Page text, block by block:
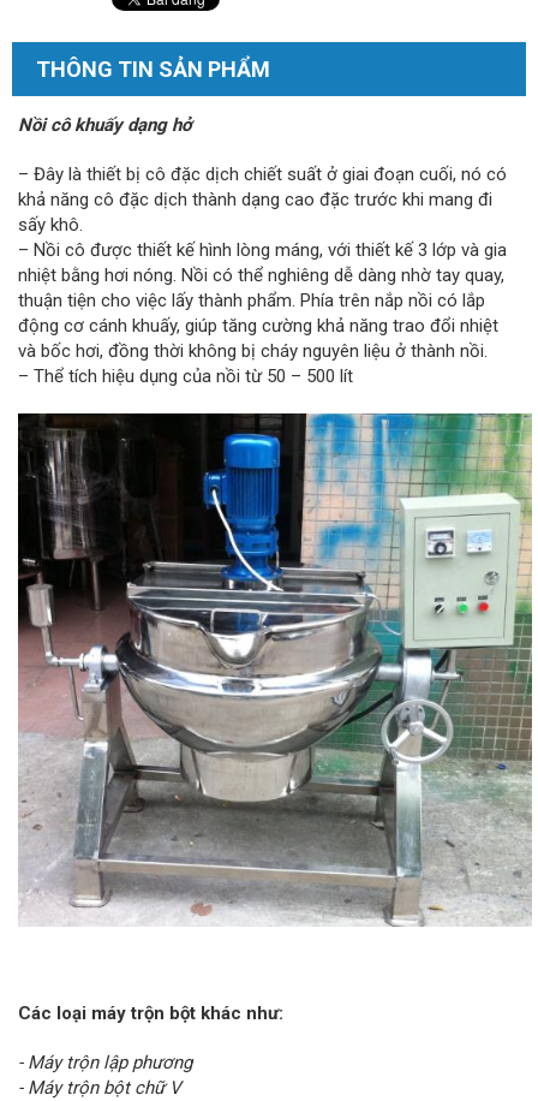
THÔNG TIN SẢN PHẨM
Nồi cô khuấy dạng hở
– Đây là thiết bị cô đặc dịch chiết suất ở giai đoạn cuối, nó có
khả năng cô đặc dịch thành dạng cao đặc trước khi mang đi
sấy khô.
– Nồi cô được thiết kế hình lòng máng, với thiết kế 3 lớp và gia
nhiệt bằng hơi nóng. Nồi có thể nghiêng dễ dàng nhờ tay quay,
thuận tiện cho việc lấy thành phẩm. Phía trên nắp nồi có lắp
động cơ cánh khuấy, giúp tăng cường khả năng trao đổi nhiệt
và bốc hơi, đồng thời không bị cháy nguyên liệu ở thành nồi.
– Thể tích hiệu dụng của nồi từ 50 – 500 lít
Các loại máy trộn bột khác như:
- Máy trộn lập phương
- Máy trộn bột chữ V